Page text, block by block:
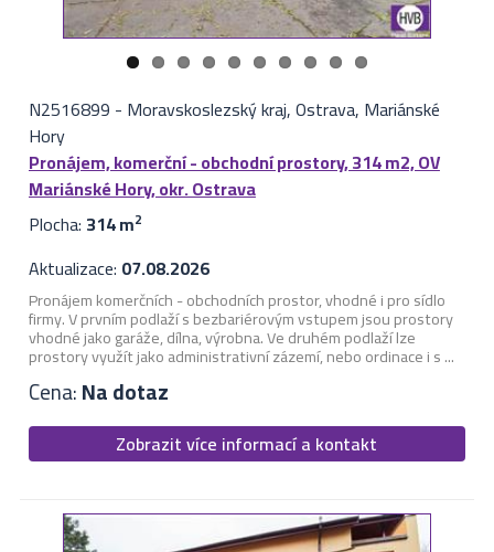
N2516899 - Moravskoslezský kraj, Ostrava, Mariánské
Hory
Pronájem, komerční - obchodní prostory, 314 m2, OV
Mariánské Hory, okr. Ostrava
Plocha: 314 m2
Aktualizace: 07.08.2026
Pronájem komerčních - obchodních prostor, vhodné i pro sídlo
firmy. V prvním podlaží s bezbariérovým vstupem jsou prostory
vhodné jako garáže, dílna, výrobna. Ve druhém podlaží lze
prostory využít jako administrativní zázemí, nebo ordinace i s ...
Cena:Na dotaz
Zobrazit více informací a kontakt